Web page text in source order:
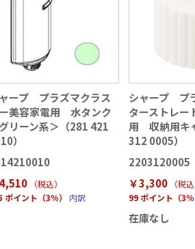
ープ プラズマクラス
美容家電用 水タンク
リーン系＞（281 421
）
（税込）
ポイント（3％）
内訳
シャープ プ
ターストレー
用 収納用キ
312 0005）
2203120005
￥3,300
（税込
99 ポイント（3
在庫なし